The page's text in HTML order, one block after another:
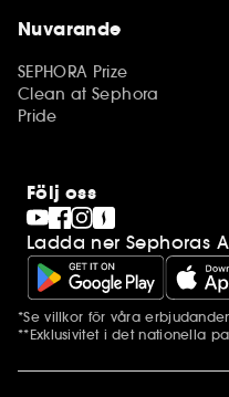
Nuvarande
SEPHORA Prize
Clean at Sephora
Pride
Följ oss
Ladda ner Sephoras
Ytterligare information
*Se villkor för våra
**Exklusivitet i det nationella